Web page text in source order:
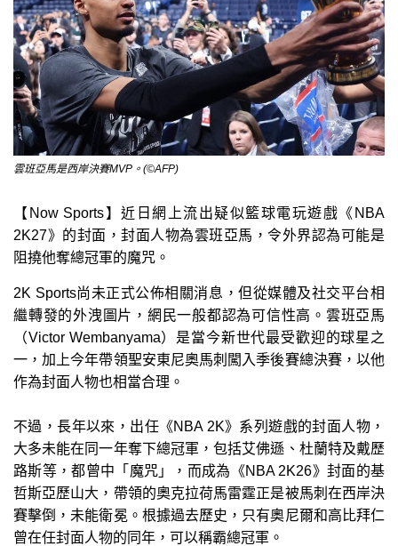
雲班亞馬是西岸決賽MVP。(©AFP)
【Now Sports】近日網上流出疑似籃球電玩遊戲《NBA
2K27》的封面，封面人物為雲班亞馬，令外界認為可能是
阻撓他奪總冠軍的魔咒。
2K Sports尚未正式公佈相關消息，但從媒體及社交平台相
繼轉發的外洩圖片，網民一般都認為可信性高。雲班亞馬
（Victor Wembanyama）是當今新世代最受歡迎的球星之
一，加上今年帶領聖安東尼奧馬刺闖入季後賽總決賽，以他
作為封面人物也相當合理。
不過，長年以來，出任《NBA 2K》系列遊戲的封面人物，
大多未能在同一年奪下總冠軍，包括艾佛遜、杜蘭特及戴歷
路斯等，都曾中「魔咒」，而成為《NBA 2K26》封面的基
哲斯亞歷山大，帶領的奧克拉荷馬雷霆正是被馬刺在西岸決
賽擊倒，未能衛冕。根據過去歷史，只有奧尼爾和高比拜仁
曾在任封面人物的同年，可以稱霸總冠軍。